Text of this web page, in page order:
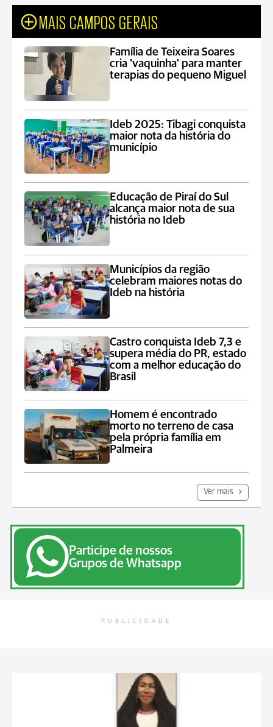
MAIS CAMPOS GERAIS
Família de Teixeira Soares
cria 'vaquinha' para manter
terapias do pequeno Miguel
Ideb 2025: Tibagi conquista
maior nota da história do
município
Educação de Piraí do Sul
alcança maior nota de sua
história no Ideb
Municípios da região
celebram maiores notas do
Ideb na história
Castro conquista Ideb 7,3 e
supera média do PR, estado
com a melhor educação do
Brasil
Homem é encontrado
morto no terreno de casa
pela própria família em
Palmeira
Ver mais
Participe de nossos
Grupos de Whatsapp
PUBLICIDADE